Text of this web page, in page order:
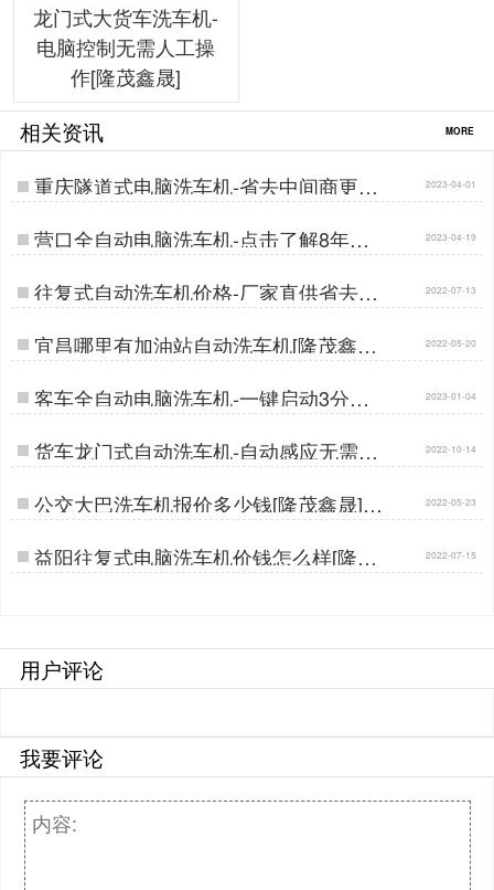
龙门式大货车洗车机-
电脑控制无需人工操
作[隆茂鑫晟]
相关资讯 MORE
重庆隧道式电脑洗车机-省去中间商更实
惠[隆茂鑫晟]…
2023-04-01
营口全自动电脑洗车机-点击了解8年好
口碑厂家[隆茂鑫晟]…
2023-04-19
往复式自动洗车机价格-厂家直供省去中
间商环节[隆茂鑫晟]…
2022-07-13
宜昌哪里有加油站自动洗车机[隆茂鑫晟]
…
2022-05-20
客车全自动电脑洗车机-一键启动3分钟
洁净[隆茂鑫晟]…
2023-01-04
货车龙门式自动洗车机-自动感应无需人
工值守[隆茂鑫晟]…
2022-10-14
公交大巴洗车机报价多少钱[隆茂鑫晟]… 2022-05-23
益阳往复式电脑洗车机价钱怎么样[隆茂
鑫晟]…
2022-07-15
用户评论
我要评论